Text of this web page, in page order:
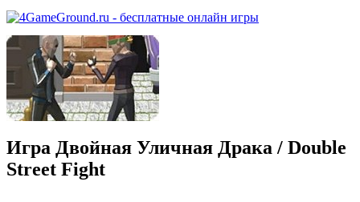
Игра Двойная Уличная Драка / Double
Street Fight